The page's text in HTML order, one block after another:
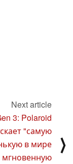
Next article
3: Polaroid
"самую
в мире
мгновенную
⟩